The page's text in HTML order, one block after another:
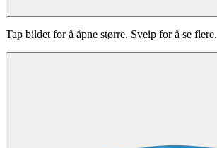
Tap bildet for å åpne større. Sveip for å se flere.